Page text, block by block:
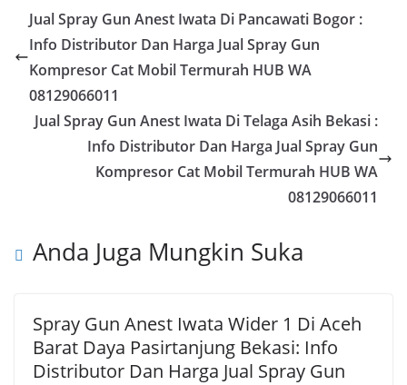
Jual Spray Gun Anest Iwata Di Pancawati Bogor :
Info Distributor Dan Harga Jual Spray Gun
Kompresor Cat Mobil Termurah HUB WA
08129066011
Jual Spray Gun Anest Iwata Di Telaga Asih Bekasi :
Info Distributor Dan Harga Jual Spray Gun
Kompresor Cat Mobil Termurah HUB WA
08129066011
Anda Juga Mungkin Suka
Spray Gun Anest Iwata Wider 1 Di Aceh
Barat Daya Pasirtanjung Bekasi: Info
Distributor Dan Harga Jual Spray Gun